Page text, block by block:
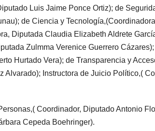
Luis Jaime Ponce Ortiz); de
de Ciencia y
Diputada Claudia Elizabeth Aldrete
Zulmma Verenice Guerrero
Hurtado Vera); de Transparencia y
Alvarado); Instructora de Juicio Político,(
Coordinador, Diputado Antonio
Cepeda Boehringer).